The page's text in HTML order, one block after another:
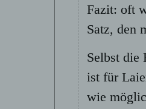
Fazit: oft
Satz, den
Selbst die
ist für
wie